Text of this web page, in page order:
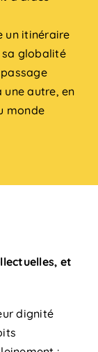
un itinéraire
sa globalité
une autre, en
monde
et
dignité